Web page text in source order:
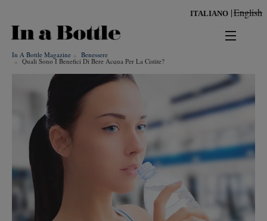
contenuto
ITALIANO English
Risultati per
territorio
ambiente
persone
In A Bottle Magazine Benessere
Quali Sono I Benefici Di Bere Acqua Per La Cistite?